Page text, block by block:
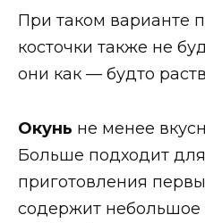
При таком варианте
косточки также не
они как — будто
Окунь не менее
Больше подходит
приготовления
содержит небольшое